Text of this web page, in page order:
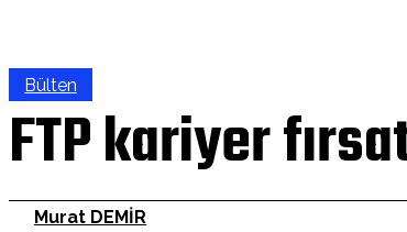
Bülten
FTP kariyer
Murat DEMİR